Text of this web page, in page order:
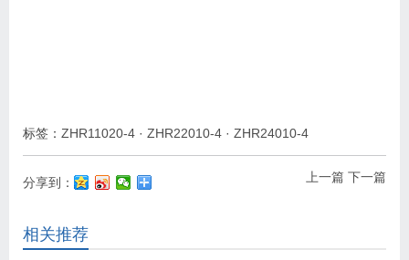
标签： ZHR11020-4 · ZHR22010-4 · ZHR24010-4
上一篇 下一篇
分享到：
相关推荐